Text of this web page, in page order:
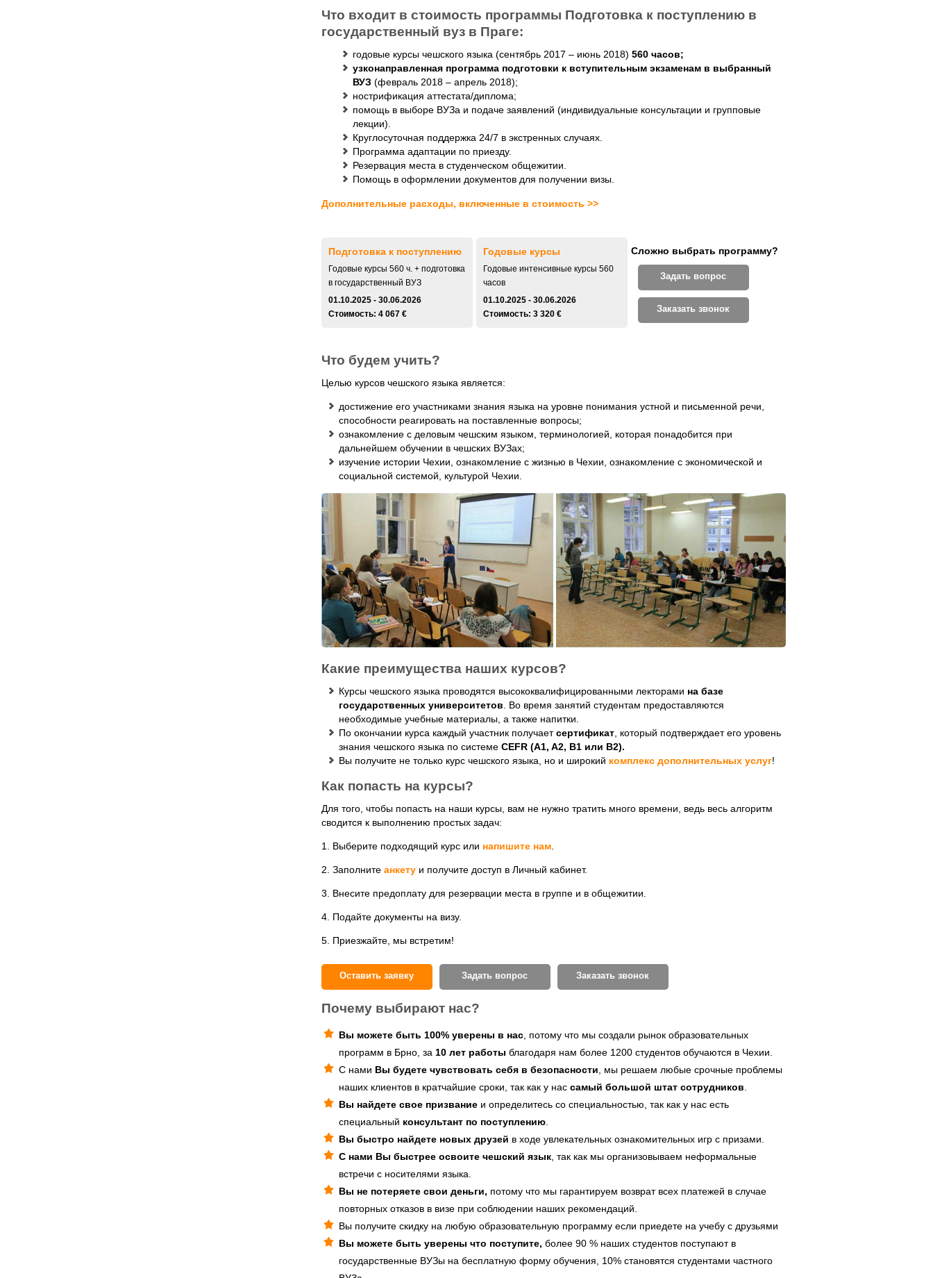
Что входит в стоимость программы Подготовка к поступлению в
государственный вуз в Праге:
годовые курсы чешского языка (сентябрь 2017 – июнь 2018) 560 часов;
узконаправленная программа подготовки к вступительным экзаменам в выбранный
ВУЗ (февраль 2018 – апрель 2018);
нострификация аттестата/диплома;
помощь в выборе ВУЗа и подаче заявлений (индивидуальные консультации и групповые
лекции).
Круглосуточная поддержка 24/7 в экстренных случаях.
Программа адаптации по приезду.
Резервация места в студенческом общежитии.
Помощь в оформлении документов для получении визы.
Дополнительные расходы, включенные в стоимость >>
Подготовка к поступлению
Годовые курсы 560 ч. + подготовка
в государственный ВУЗ
01.10.2025 - 30.06.2026
Стоимость: 4 067 €
Годовые курсы
Годовые интенсивные курсы 560
часов
01.10.2025 - 30.06.2026
Стоимость: 3 320 €
Сложно выбрать программу?
Задать вопрос
Заказать звонок
Что будем учить?
Целью курсов чешского языка является:
достижение его участниками знания языка на уровне понимания устной и письменной речи,
способности реагировать на поставленные вопросы;
ознакомление с деловым чешским языком, терминологией, которая понадобится при
дальнейшем обучении в чешских ВУЗах;
изучение истории Чехии, ознакомление с жизнью в Чехии, ознакомление с экономической и
социальной системой, культурой Чехии.
Какие преимущества наших курсов?
Курсы чешского языка проводятся высококвалифицированными лекторами на базе
государственных университетов . Во время занятий студентам предоставляются
необходимые учебные материалы, а также напитки.
По окончании курса каждый участник получаетсертификат, который подтверждает его уровень
знания чешского языка по системеCEFR (A1, A2, B1 или B2).
Вы получите не только курс чешского языка, но и широкий комплекс дополнительных услуг!
Как попасть на курсы?
Для того, чтобы попасть на наши курсы, вам не нужно тратить много времени, ведь весь алгоритм
сводится к выполнению простых задач:
1. Выберите подходящий курс или напишите нам.
2. Заполните анкетуи получите доступ в Личный кабинет.
3. Внесите предоплату для резервации места в группе и в общежитии.
4. Подайте документы на визу.
5. Приезжайте, мы встретим!
Оставить заявку Задать вопрос Заказать звонок
Почему выбирают нас?
Вы можете быть 100% уверены в нас, потому что мы создали рынок образовательных
программ в Брно, за 10 лет работы благодаря нам более 1200 студентов обучаются в Чехии.
С нами Вы будете чувствовать себя в безопасности , мы решаем любые срочные проблемы
наших клиентов в кратчайшие сроки, так как у нас самый большой штат сотрудников
Вы найдете свое призваниеи определитесь со специальностью, так как у нас есть
специальный консультант по поступлению.
Вы быстро найдете новых друзей в ходе увлекательных ознакомительных игр с призами.
С нами Вы быстрее освоите чешский язык, так как мы организовываем неформальные
встречи с носителями языка.
Вы не потеряете свои деньги, потому что мы гарантируем возврат всех платежей в случае
повторных отказов в визе при соблюдении наших рекомендаций.
Вы получите скидку на любую образовательную программу если приедете на учебу с друзьями
Вы можете быть уверены что поступите, более 90 % наших студентов поступают в
государственные ВУЗы на бесплатную форму обучения, 10% становятся студентами частного